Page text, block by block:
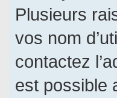
Plusieurs
vos nom
contactez
est possible